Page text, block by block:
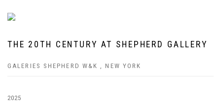
THE 20TH CENTURY AT SHEPHERD GALLERY
GALERIES SHEPHERD W&K , NEW YORK
2025